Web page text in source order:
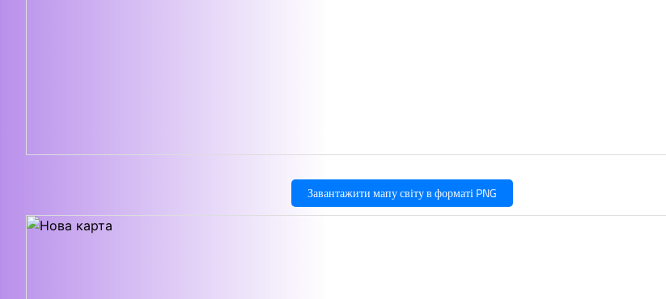
Завантажити мапу світу в форматі PNG